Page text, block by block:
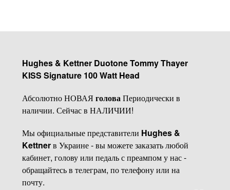
Hughes & Kettner Duotone Tommy Thayer
KISS Signature 100 Watt Head
Абсолютно НОВАЯ головаПериодически в
наличии. Сейчас в НАЛИЧИИ!
Мы официальные представители Hughes &
Kettnerв Украине - вы можете заказать любой
кабинет, голову или педаль с преампом у нас -
обращайтесь в телеграм, по телефону или на
почту.